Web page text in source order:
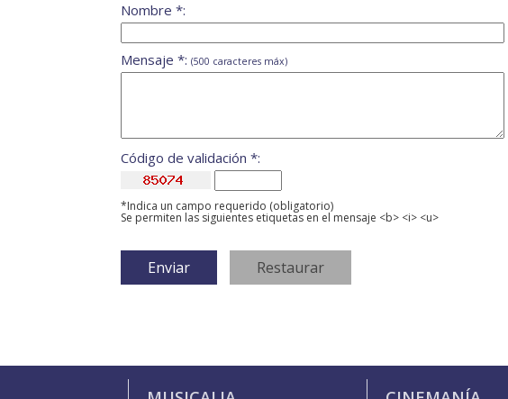
Nombre *:
Mensaje *: (500 caracteres máx)
Código de validación *:
*Indica un campo requerido (obligatorio)
Se permiten las siguientes etiquetas en el mensaje <b> <i> <u>